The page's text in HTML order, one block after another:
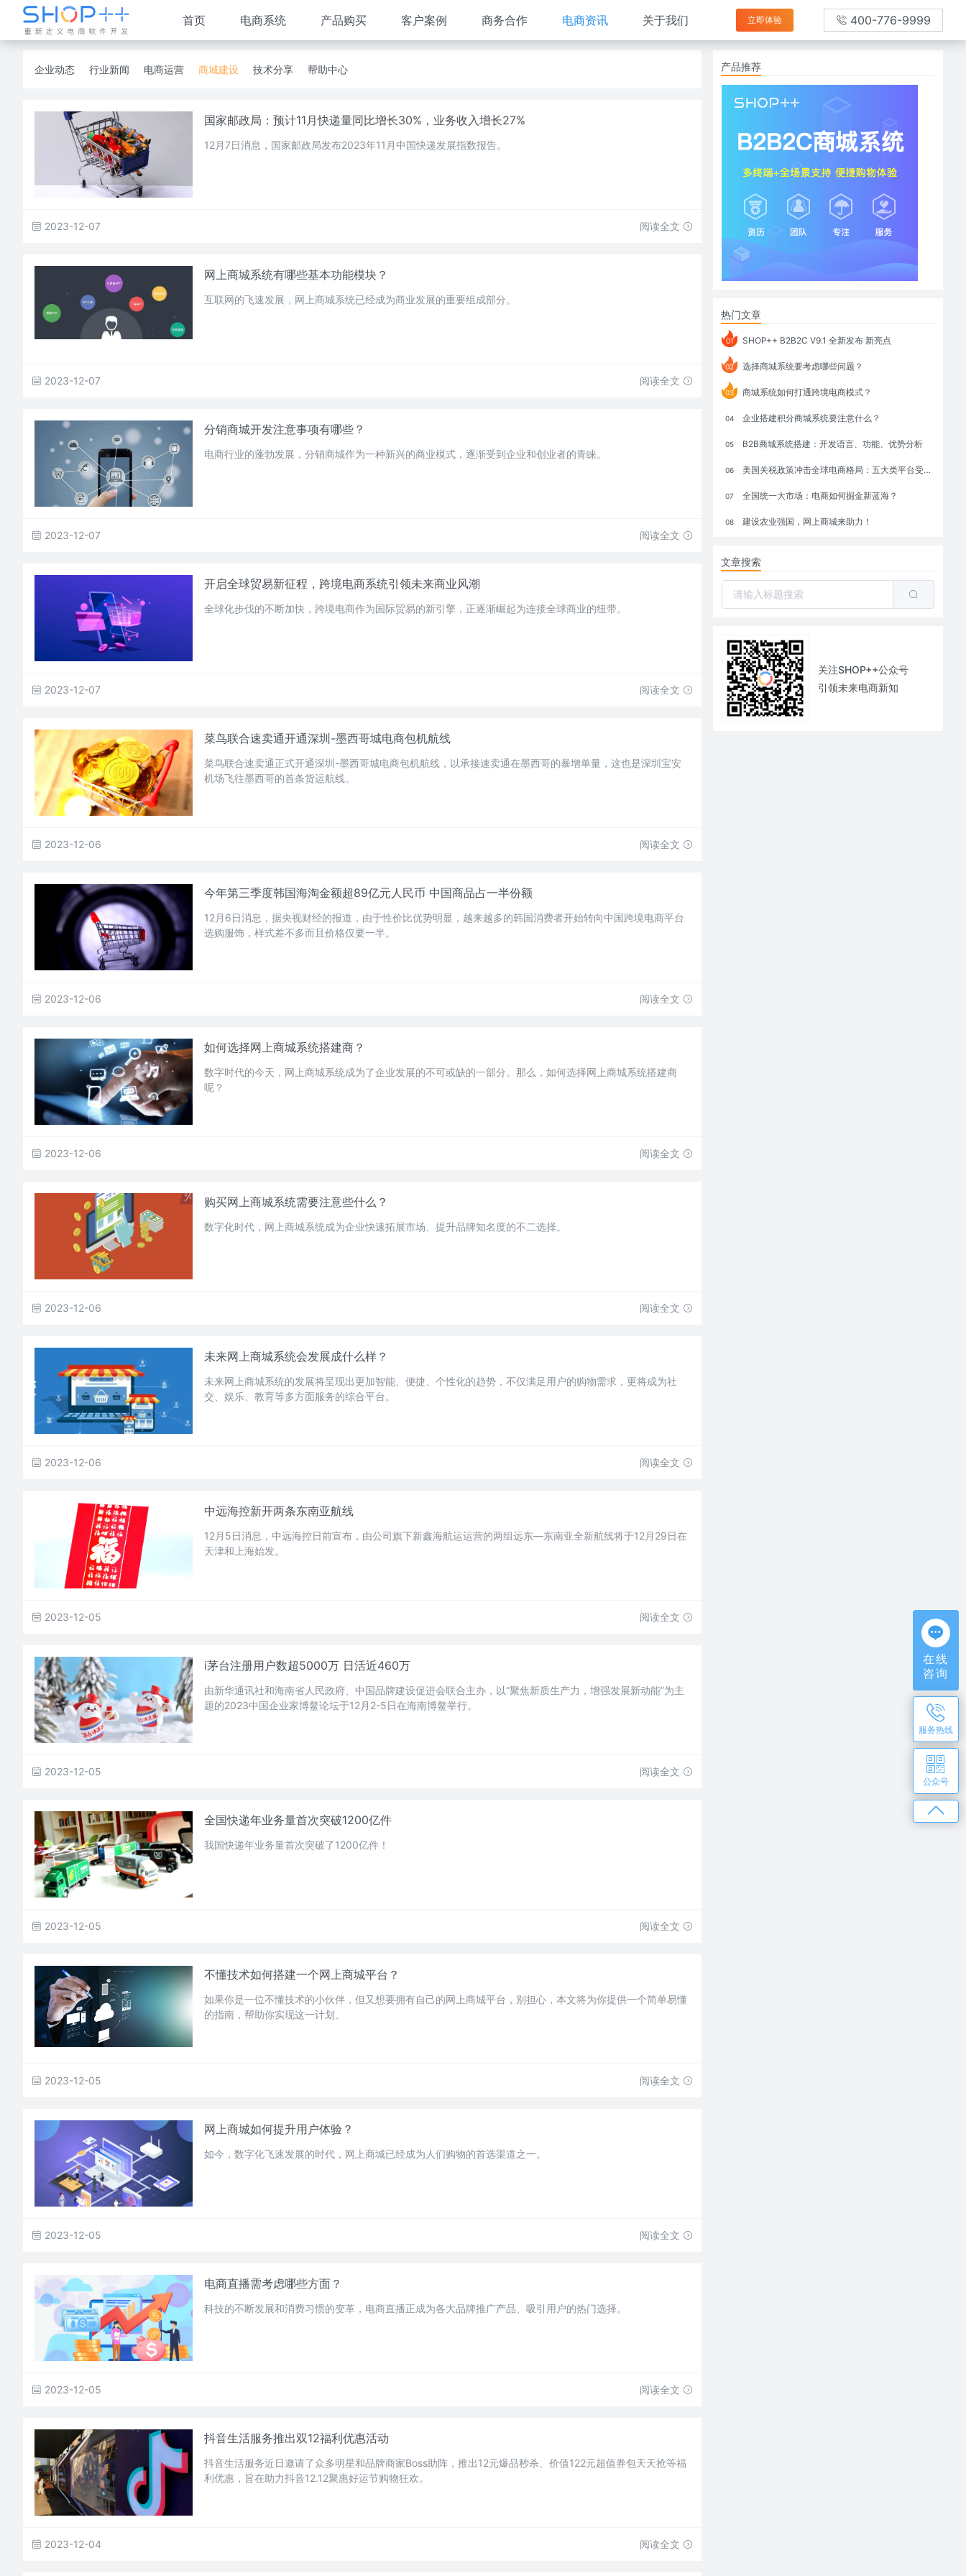
首页 电商系统 产品购买 客户案例 商务合作 电商资讯 关于我们 立即体验 400-776-9999
企业动态 行业新闻 电商运营 商城建设 技术分享 帮助中心
国家邮政局：预计11月快递量同比增长30%，业务收入增长27%
12月7日消息，国家邮政局发布2023年11月中国快递发展指数报告。
2023-12-07 阅读全文
网上商城系统有哪些基本功能模块？
互联网的飞速发展，网上商城系统已经成为商业发展的重要组成部分。
2023-12-07 阅读全文
分销商城开发注意事项有哪些？
电商行业的蓬勃发展，分销商城作为一种新兴的商业模式，逐渐受到企业和创业者的青睐。
2023-12-07 阅读全文
开启全球贸易新征程，跨境电商系统引领未来商业风潮
全球化步伐的不断加快，跨境电商作为国际贸易的新引擎，正逐渐崛起为连接全球商业的纽带。
2023-12-07 阅读全文
菜鸟联合速卖通开通深圳-墨西哥城电商包机航线
菜鸟联合速卖通正式开通深圳-墨西哥城电商包机航线，以承接速卖通在墨西哥的暴增单量，这也是深圳宝安
机场飞往墨西哥的首条货运航线。
2023-12-06 阅读全文
今年第三季度韩国海淘金额超89亿元人民币 中国商品占一半份额
12月6日消息，据央视财经的报道，由于性价比优势明显，越来越多的韩国消费者开始转向中国跨境电商平台
选购服饰，样式差不多而且价格仅要一半。
2023-12-06 阅读全文
如何选择网上商城系统搭建商？
数字时代的今天，网上商城系统成为了企业发展的不可或缺的一部分。那么，如何选择网上商城系统搭建商
呢？
2023-12-06 阅读全文
购买网上商城系统需要注意些什么？
数字化时代，网上商城系统成为企业快速拓展市场、提升品牌知名度的不二选择。
2023-12-06 阅读全文
未来网上商城系统会发展成什么样？
未来网上商城系统的发展将呈现出更加智能、便捷、个性化的趋势，不仅满足用户的购物需求，更将成为社
交、娱乐、教育等多方面服务的综合平台。
2023-12-06 阅读全文
中远海控新开两条东南亚航线
12月5日消息，中远海控日前宣布，由公司旗下新鑫海航运运营的两组远东—东南亚全新航线将于12月29日在
天津和上海始发。
2023-12-05 阅读全文
i茅台注册用户数超5000万 日活近460万
由新华通讯社和海南省人民政府、中国品牌建设促进会联合主办，以“聚焦新质生产力，增强发展新动能”为主
题的2023中国企业家博鳌论坛于12月2-5日在海南博鳌举行。
2023-12-05 阅读全文
全国快递年业务量首次突破1200亿件
我国快递年业务量首次突破了1200亿件！
2023-12-05 阅读全文
不懂技术如何搭建一个网上商城平台？
如果你是一位不懂技术的小伙伴，但又想要拥有自己的网上商城平台，别担心，本文将为你提供一个简单易懂
的指南，帮助你实现这一计划。
2023-12-05 阅读全文
网上商城如何提升用户体验？
如今，数字化飞速发展的时代，网上商城已经成为人们购物的首选渠道之一。
2023-12-05 阅读全文
电商直播需考虑哪些方面？
科技的不断发展和消费习惯的变革，电商直播正成为各大品牌推广产品、吸引用户的热门选择。
2023-12-05 阅读全文
抖音生活服务推出双12福利优惠活动
抖音生活服务近日邀请了众多明星和品牌商家Boss助阵，推出12元爆品秒杀、价值122元超值券包天天抢等福
利优惠，旨在助力抖音12.12聚惠好运节购物狂欢。
2023-12-04 阅读全文
产品推荐
热门文章
01 SHOP++ B2B2C V9.1 全新发布 新亮点
02 选择商城系统要考虑哪些问题？
03 商城系统如何打通跨境电商模式？
04 企业搭建积分商城系统要注意什么？
05 B2B商城系统搭建：开发语言、功能、优势分析
06 美国关税政策冲击全球电商格局：五大类平台受重创，转型与自救成关键
07 全国统一大市场：电商如何掘金新蓝海？
08 建设农业强国，网上商城来助力！
文章搜索
关注SHOP++公众号
引领未来电商新知
在线
咨询
服务热线
公众号